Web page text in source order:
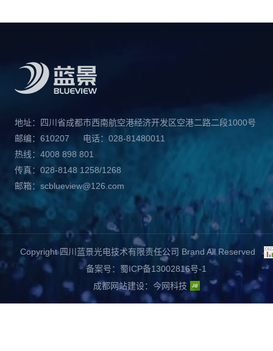
地址：四川省成都市西南航空港经济开发区空港二路二段1000号
邮编：610207
电话：028-81480011
热线：4008 898 801
传真：028-8148 1258/1268
邮箱：scblueview@126.com
Copyright 四川蓝景光电技术有限责任公司 Brand All Reserved
备案号：蜀ICP备13002816号-1
成都网站建设： 今网科技